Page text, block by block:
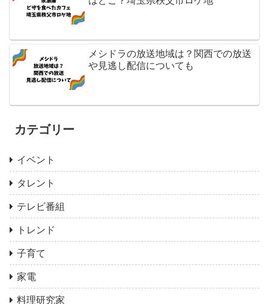
メシドラの放送地域は？関西での放送
や見逃し配信についても
カテゴリー
イベント
タレント
テレビ番組
トレンド
子育て
家電
料理研究家